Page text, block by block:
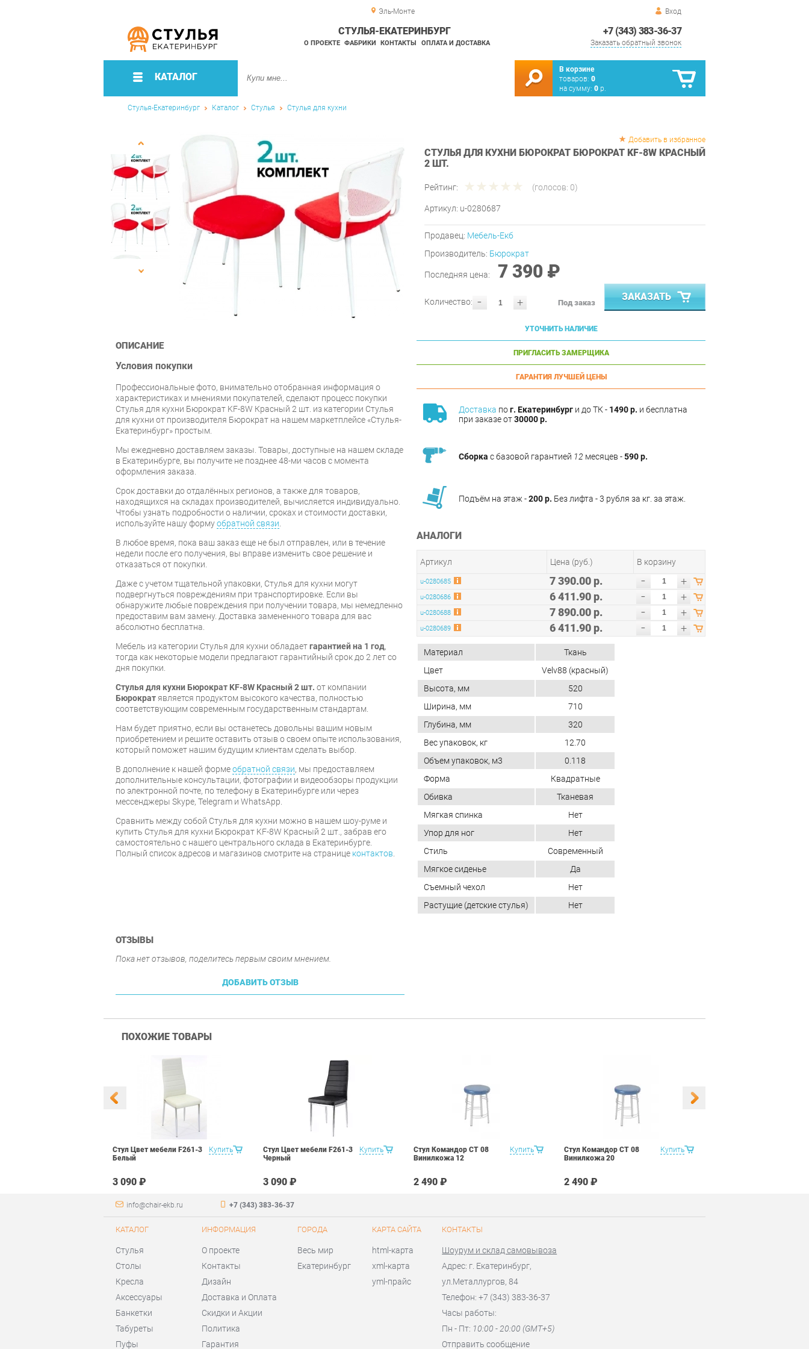
Эль-Монте Вход
+7 (343) 383-36-37
Заказать обратный звонок
СТУЛЬЯ-ЕКАТЕРИНБУРГ
О ПРОЕКТЕ ФАБРИКИ КОНТАКТЫ ОПЛАТА И ДОСТАВКА
КАТАЛОГ
В корзине
товаров: 0
на сумму: 0 р.
Стулья-Екатеринбург Каталог Стулья Стулья для кухни
Добавить в избранное
СТУЛЬЯ ДЛЯ КУХНИ БЮРОКРАТ БЮРОКРАТ KF-8W КРАСНЫЙ
2 ШТ.
Рейтинг: (голосов: 0)
Артикул: u-0280687
Продавец: Мебель-Екб
Производитель: Бюрократ
Последняя цена: 7 390 ₽
- +
Количество: Под заказ
ЗАКАЗАТЬ
УТОЧНИТЬ НАЛИЧИЕ
ПРИГЛАСИТЬ ЗАМЕРЩИКА
ГАРАНТИЯ ЛУЧШЕЙ ЦЕНЫ
Доставка пог. Екатеринбург и до ТК - 1490 р. и бесплатна
при заказе от30000 р.
Сборка с базовой гарантией 12 месяцев -590 р.
Подъём на этаж -200 р. Без лифта - 3 рубля за кг. за этаж.
АНАЛОГИ
Артикул Цена (руб.) В корзину
u-0280685 7 390.00 р. - +
u-0280686 6 411.90 р. - +
u-0280688 7 890.00 р. - +
u-0280689 6 411.90 р. - +
ОПИСАНИЕ
Условия покупки
Профессиональные фото, внимательно отобранная информация о
характеристиках и мнениями покупателей, сделают процесс покупки
Стулья для кухни Бюрократ KF-8W Красный 2 шт. из категории Стулья
для кухни от производителя Бюрократ на нашем маркетплейсе «Стулья-
Екатеринбург» простым.
Мы ежедневно доставляем заказы. Товары, доступные на нашем складе
в Екатеринбурге, вы получите не позднее 48-ми часов с момента
оформления заказа.
Срок доставки до отдалённых регионов, а также для товаров,
находящихся на складах производителей, вычисляется индивидуально.
Чтобы узнать подробности о наличии, сроках и стоимости доставки,
используйте нашу формуобратной связи
В любое время, пока ваш заказ еще не был отправлен, или в течение
недели после его получения, вы вправе изменить свое решение и
отказаться от покупки.
Даже с учетом тщательной упаковки, Стулья для кухни могут
подвергнуться повреждениям при транспортировке. Если вы
обнаружите любые повреждения при получении товара, мы немедленно
предоставим вам замену. Доставка замененного товара для вас
абсолютно бесплатна.
Мебель из категории Стулья для кухни обладаетгарантией на 1 год,
тогда как некоторые модели предлагают гарантийный срок до 2 лет со
дня покупки.
Стулья для кухни Бюрократ KF-8W Красный 2 шт. от компании
Бюрократ является продуктом высокого качества, полностью
соответствующим современным государственным стандартам.
Нам будет приятно, если вы останетесь довольны вашим новым
приобретением и решите оставить отзыв о своем опыте использования,
который поможет нашим будущим клиентам сделать выбор.
В дополнение к нашей формеобратной связи, мы предоставляем
дополнительные консультации, фотографии и видеообзоры продукции
по электронной почте, по телефону в Екатеринбурге или через
мессенджеры Skype, Telegram и WhatsApp.
Cравнить между собой Стулья для кухни можно в нашем шоу-руме и
купить Стулья для кухни Бюрократ KF-8W Красный 2 шт., забрав его
самостоятельно с нашего центрального склада в Екатеринбурге.
Полный список адресов и магазинов смотрите на странице контактов
Материал
Ткань
Цвет
Velv88 (красный)
Высота, мм
520
Ширина, мм
710
Глубина, мм
320
Вес упаковок, кг
12.70
Объем упаковок, м3
0.118
Форма
Квадратные
Обивка
Тканевая
Мягкая спинка
Нет
Упор для ног
Нет
Стиль
Современный
Мягкое сиденье
Да
Съемный чехол
Нет
Растущие (детские стулья)
Нет
ОТЗЫВЫ
Пока нет отзывов, поделитесь первым своим мнением.
ДОБАВИТЬ ОТЗЫВ
ПОХОЖИЕ ТОВАРЫ
Купить
Стул Цвет мебели F261-3
Белый
3 090 ₽
Купить
Стул Цвет мебели F261-3
Черный
3 090 ₽
Купить
Стул Командор СТ 08
Винилкожа 12
2 490 ₽
Купить
Стул Командор СТ 08
Винилкожа 20
2 490 ₽
info@chair-ekb.ru +7 (343) 383-36-37
КАТАЛОГ
Стулья
Столы
Кресла
Аксессуары
Банкетки
Табуреты
Пуфы
ИНФОРМАЦИЯ
О проекте
Контакты
Дизайн
Доставка и Оплата
Скидки и Акции
Политика
Гарантия
ГОРОДА
Весь мир
Екатеринбург
КАРТА САЙТА
html-карта
xml-карта
yml-прайс
КОНТАКТЫ
Шоурум и склад самовывоза
Адрес: г. Екатеринбург,
ул.Металлургов, 84
Телефон: +7 (343) 383-36-37
Часы работы:
Пн - Пт: 10:00 - 20:00 (GMT+5)
Отправить сообщение